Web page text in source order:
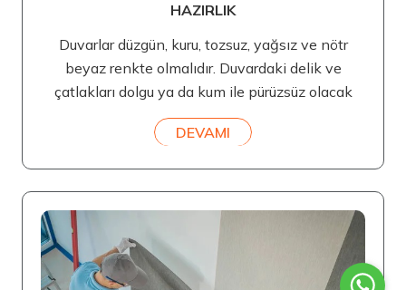
HAZIRLIK
Duvarlar düzgün, kuru, tozsuz, yağsız ve nötr
beyaz renkte olmalıdır. Duvardaki delik ve
çatlakları dolgu ya da kum ile pürüzsüz olacak
DEVAMI